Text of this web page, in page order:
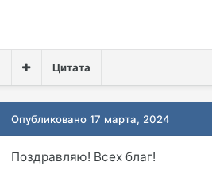
Цитата
Опубликовано17 марта, 2024
Поздравляю! Всех благ!